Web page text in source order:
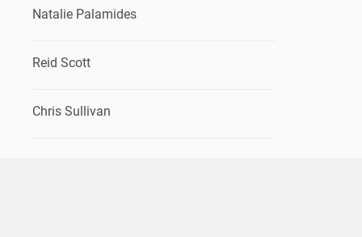
Natalie Palamides
Reid Scott
Chris Sullivan